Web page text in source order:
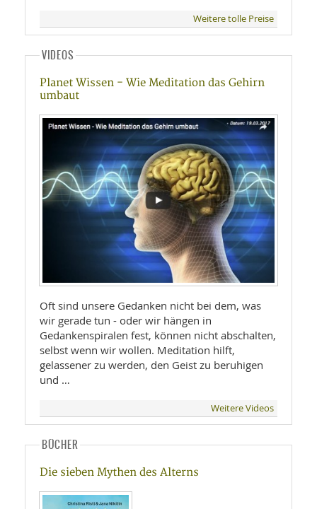
Weitere tolle Preise
VIDEOS
Planet Wissen - Wie Meditation das Gehirn
umbaut
Oft sind unsere Gedanken nicht bei dem, was
wir gerade tun - oder wir hängen in
Gedankenspiralen fest, können nicht abschalten,
selbst wenn wir wollen. Meditation hilft,
gelassener zu werden, den Geist zu beruhigen
und …
Weitere Videos
BÜCHER
Die sieben Mythen des Alterns